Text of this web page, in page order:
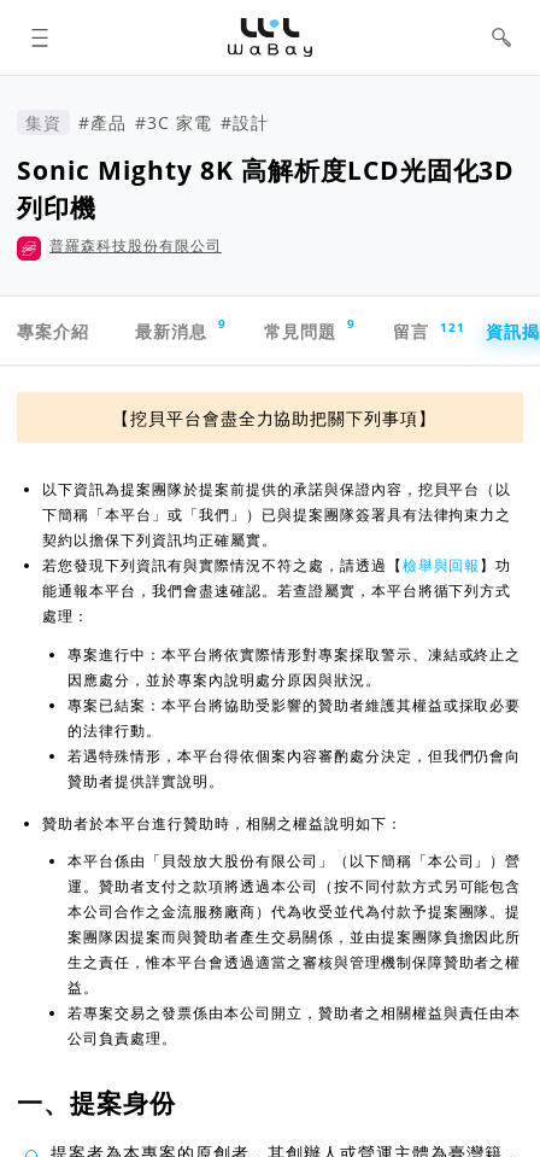
WaBay 挖貝 | 台灣最值得信賴的群眾
集資 / 群眾募資平台
集資 #產品 #3C 家電 #設計
Sonic Mighty 8K 高解析度LCD光固化3D
列印機
普羅森科技股份有限公司
專案介紹
最新消息 9 常見問題 9 留言 121 資訊
資訊揭露與承諾
【挖貝平台會盡全力協助把關下列事項】
以下資訊為提案團隊於提案前提供的承諾與保證內容，挖貝平台（以
下簡稱「本平台」或「我們」）已與提案團隊簽署具有法律拘束力之
契約以擔保下列資訊均正確屬實。
若您發現下列資訊有與實際情況不符之處，請透過【檢舉與回報】功
能通報本平台，我們會盡速確認。若查證屬實，本平台將循下列方式
處理：
專案進行中：本平台將依實際情形對專案採取警示、凍結或終止之
因應處分，並於專案內說明處分原因與狀況。
專案已結案：本平台將協助受影響的贊助者維護其權益或採取必要
的法律行動。
若遇特殊情形，本平台得依個案內容審酌處分決定，但我們仍會向
贊助者提供詳實說明。
贊助者於本平台進行贊助時，相關之權益說明如下：
本平台係由「貝殼放大股份有限公司」（以下簡稱「本公司」）營
運。贊助者支付之款項將透過本公司（按不同付款方式另可能包含
本公司合作之金流服務廠商）代為收受並代為付款予提案團隊。提
案團隊因提案而與贊助者產生交易關係，並由提案團隊負擔因此所
生之責任，惟本平台會透過適當之審核與管理機制保障贊助者之權
益。
若專案交易之發票係由本公司開立，贊助者之相關權益與責任由本
公司負責處理。
一、提案身份